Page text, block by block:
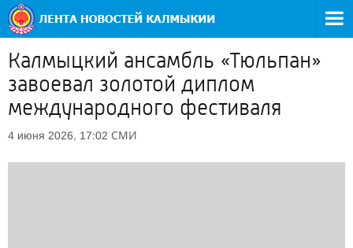
Калмыцкий ансамбль «Тюльпан»
завоевал золотой диплом
международного фестиваля
4 июня 2026, 17:02 СМИ